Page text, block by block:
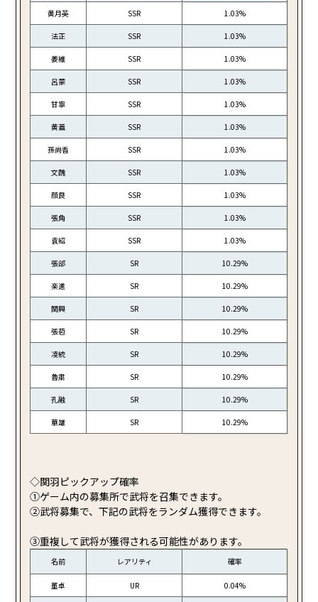
黄月英 SSR 1.03%
法正 SSR 1.03%
姜維 SSR 1.03%
呂蒙 SSR 1.03%
甘寧 SSR 1.03%
黄蓋 SSR 1.03%
孫尚香 SSR 1.03%
文醜 SSR 1.03%
顔良 SSR 1.03%
張角 SSR 1.03%
袁紹 SSR 1.03%
張郃 SR 10.29%
楽進 SR 10.29%
関興 SR 10.29%
張苞 SR 10.29%
凌統 SR 10.29%
魯粛 SR 10.29%
孔融 SR 10.29%
華雄 SR 10.29%
◇関羽ピックアップ確率
①ゲーム内の募集所で武将を召集できます。
②武将募集で、下記の武将をランダム獲得できます。
③重複して武将が獲得される可能性があります。
名前 レアリティ 確率
董卓 UR 0.04%